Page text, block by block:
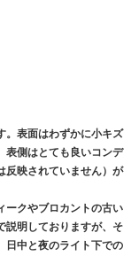
。表面はわずかに小キズ
表側はとても良いコンデ
反映されていません）が
ークやブロカントの古い
説明しておりますが、そ
日中と夜のライト下での